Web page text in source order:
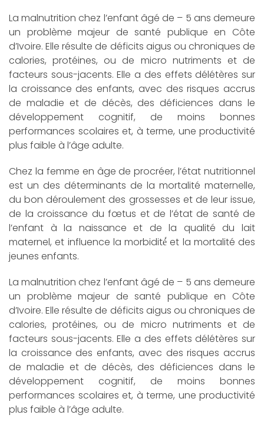
La malnutrition chez l’enfant âgé de – 5 ans demeure
un problème majeur de santé publique en Côte
d’Ivoire. Elle résulte de déficits aigus ou chroniques de
calories, protéines, ou de micro nutriments et de
facteurs sous-jacents. Elle a des effets délétères sur
la croissance des enfants, avec des risques accrus
de maladie et de décès, des déficiences dans le
développement cognitif, de moins bonnes
performances scolaires et, à terme, une productivité
plus faible à l’âge adulte.
Chez la femme en âge de procréer, l’état nutritionnel
est un des déterminants de la mortalité maternelle,
du bon déroulement des grossesses et de leur issue,
de la croissance du fœtus et de l’état de santé de
l’enfant à la naissance et de la qualité du lait
maternel, et influence la morbidité́ et la mortalité des
jeunes enfants.
La malnutrition chez l’enfant âgé de – 5 ans demeure
un problème majeur de santé publique en Côte
d’Ivoire. Elle résulte de déficits aigus ou chroniques de
calories, protéines, ou de micro nutriments et de
facteurs sous-jacents. Elle a des effets délétères sur
la croissance des enfants, avec des risques accrus
de maladie et de décès, des déficiences dans le
développement cognitif, de moins bonnes
performances scolaires et, à terme, une productivité
plus faible à l’âge adulte.